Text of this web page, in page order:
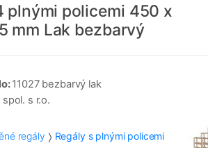
plnými policemi 450 x
mm Lak bezbarvý
11027 bezbarvý lak
spol. s r.o.
regály Regály s plnými policemi